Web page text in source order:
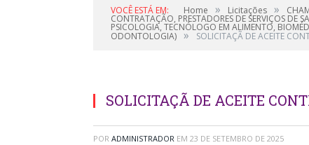
VOCÊ ESTÁ EM: Home » Licitações »
CONTRATAÇÃO, PRESTADORES DE SERVIÇOS DE
PSICOLOGIA, TECNÓLOGO EM ALIMENTO,
ODONTOLOGIA) » SOLICITAÇÃ DE ACEITE
SOLICITAÇÃ DE ACEITE
POR ADMINISTRADOR EM 23 DE SETEMBRO DE 2025